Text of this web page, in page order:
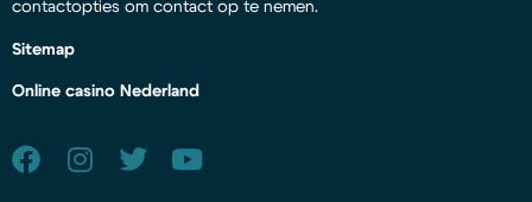
contactopties om contact op te nemen.
Sitemap
Online casino Nederland